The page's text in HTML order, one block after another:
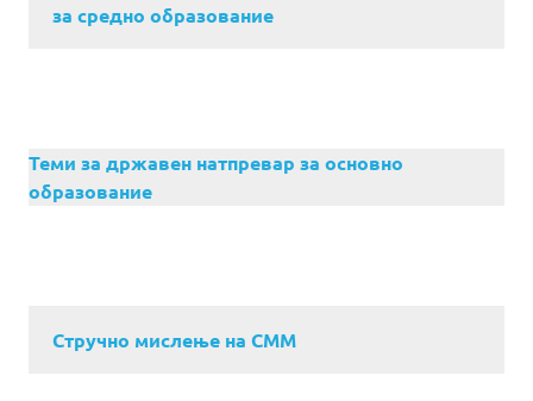
за средно образование
Теми за државен натпревар за основно
образование
Стручно мислење на СММ